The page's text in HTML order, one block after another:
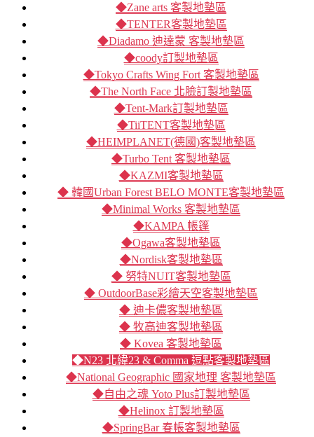
◆Zane arts 客製地墊區
◆TENTER客製地墊區
◆Diadamo 迪達蒙 客製地墊區
◆coody訂製地墊區
◆Tokyo Crafts Wing Fort 客製地墊區
◆The North Face 北臉訂製地墊區
◆Tent-Mark訂製地墊區
◆TiiTENT客製地墊區
◆HEIMPLANET(德國)客製地墊區
◆Turbo Tent 客製地墊區
◆KAZMI客製地墊區
◆ 韓國Urban Forest BELO MONTE客製地墊區
◆Minimal Works 客製地墊區
◆KAMPA 帳篷
◆Ogawa客製地墊區
◆Nordisk客製地墊區
◆ 努特NUIT客製地墊區
◆ OutdoorBase彩繪天空客製地墊區
◆ 迪卡儂客製地墊區
◆ 牧高迪客製地墊區
◆ Kovea 客製地墊區
◆N23 北緯23 & Comma 逗點客製地墊區
◆National Geographic 國家地理 客製地墊區
◆自由之魂 Yoto Plus訂製地墊區
◆Helinox 訂製地墊區
◆SpringBar 春帳客製地墊區